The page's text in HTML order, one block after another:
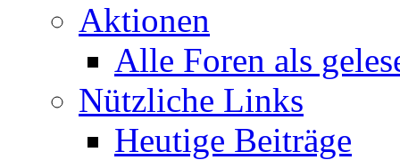
Aktionen
Alle Foren als
Nützliche Links
Heutige Beiträge